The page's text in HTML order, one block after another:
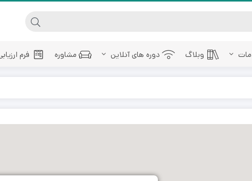
وبلاگ دوره های آنلاین مشاوره فرم